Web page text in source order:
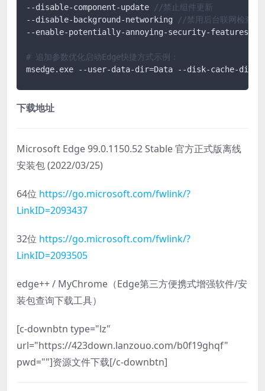
--disable-component-update
//禁止组件更新
--disable-background-networking
//禁用后台联网检查更
--enable-potentially-annoying-security-features
# 追加参数优化启动Edge快捷方式示例：
msedge.exe --user-data-dir=Data --disk-cache-
下载地址
Microsoft Edge 99.0.1150.52 Stable 官方正式版离线
安装包 (2022/03/25)
64位 https://go.microsoft.com/fwlink/?
LinkID=2093437
32位 https://go.microsoft.com/fwlink/?
LinkID=2093505
edge++ / MyChrome（Edge第三方便携式增强软件/安
装包查询下载工具）
[c-downbtn type="lz"
url="https://423down.lanzouo.com/b0f19ghqf"
pwd=""]资源文件下载[/c-downbtn]